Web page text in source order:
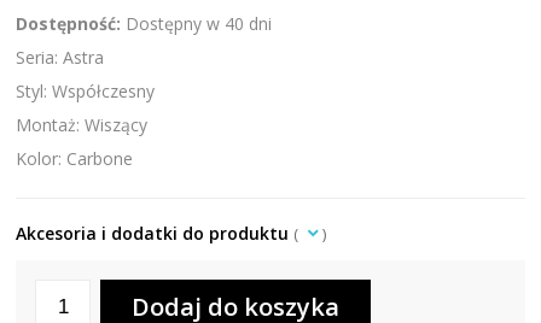
Dostępność: Dostępny w 40 dni
Seria: Astra
Styl: Współczesny
Montaż: Wiszący
Kolor: Carbone
Akcesoria i dodatki do produktu ( )